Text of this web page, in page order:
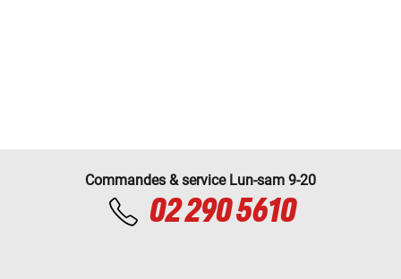
Commandes & service Lun-sam 9-20
02 290 5610